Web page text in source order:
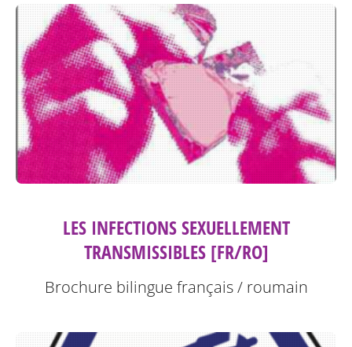
LES INFECTIONS SEXUELLEMENT
TRANSMISSIBLES [FR/RO]
Brochure bilingue français / roumain